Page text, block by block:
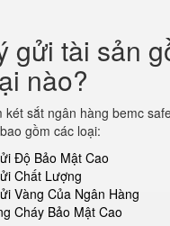
gửi tài sản
nào?
két sắt ngân hàng bemc
gồm các loại:
Độ Bảo Mật Cao
Chất Lượng
Vàng Của Ngân Hàng
Cháy Bảo Mật Cao